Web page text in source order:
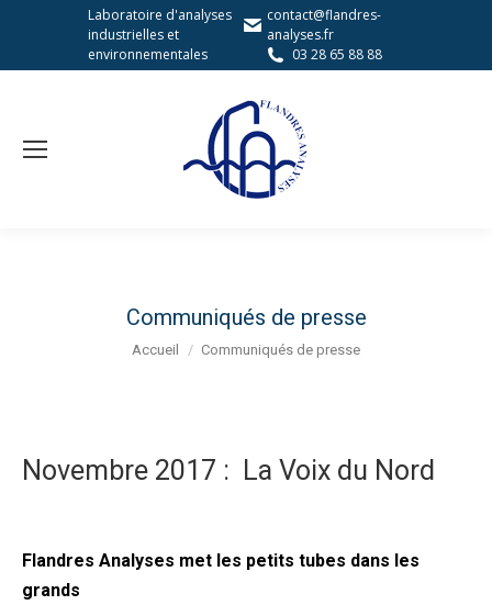
Laboratoire d'analyses
industrielles et
environnementales
contact@flandres-
analyses.fr
03 28 65 88 88
Communiqués de presse
Vous êtes ici :
Accueil Communiqués de presse
Novembre 2017 : La Voix du Nord
Flandres Analyses met les petits tubes dans les
grands